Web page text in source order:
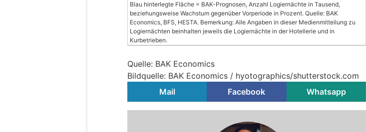
Blau hinterlegte Fläche = BAK-Prognosen, Anzahl Logiernächte in Tausend,
beziehungsweise Wachstum gegenüber Vorperiode in Prozent. Quelle: BAK
Economics, BFS, HESTA. Bemerkung: Alle Angaben in dieser Medienmitteilung zu
Logiernächten beinhalten jeweils die Logiernächte in der Hotellerie und in
Kurbetrieben.
Quelle: BAK Economics
Bildquelle: BAK Economics / hyotographics/shutterstock.com
Mail
Facebook Whatsapp